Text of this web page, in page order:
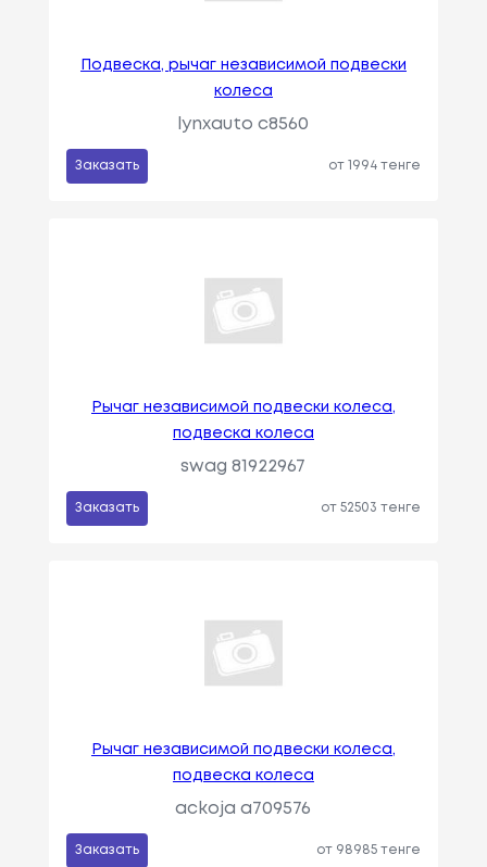
Подвеска, рычаг независимой подвески
колеса
lynxauto c8560
Заказать от 1994 тенге
Рычаг независимой подвески колеса,
подвеска колеса
swag 81922967
Заказать от 52503 тенге
Рычаг независимой подвески колеса,
подвеска колеса
ackoja a709576
Заказать от 98985 тенге